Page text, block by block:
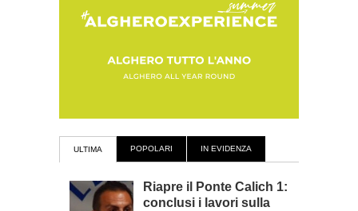
ULTIMA POPOLARI IN EVIDENZA
Riapre il Ponte Calich 1:
conclusi i lavori sulla